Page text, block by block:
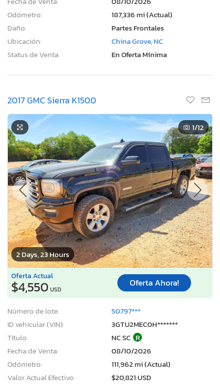
Odómetro:
187,336 mi (Actual)
Daño:
Partes Frontales
Ubicación:
China Grove, NC
Status de Venta:
En Oferta Mínima
2017 GMC Sierra K1500
2 Days, 23 Hours
1/12
Oferta Actual
$4,550 USD
Oferta Ahora!
Número de lote:
50797***
ID vehicular (VIN):
3GTU2MEC0H*******
Título:
NC SC R
Fecha de Venta:
08/10/2026
Odómetro:
111,962 mi (Actual)
Valor Actual Efectivo:
$20,821 USD